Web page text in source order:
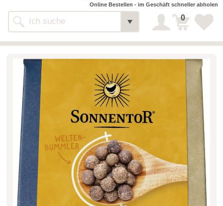
Alle Webseiten
Online Bestellen - im Geschäft schneller abholen
0
>> Bauernmarkt << Detail
Bäckerei-Konditorei-Café
Biohof Öllinger
Fleischerei Hüthmayr Detail
Hofladen Hoffelner
Kuglbauer - Familie Bischof Detail
La Toscana Anita Wolf e.U. Detail
Söllradls Naturkostladen Detail
Stiftsgärtnerei Detail
Weinkellerei Stift
Kremsmünster
Detail